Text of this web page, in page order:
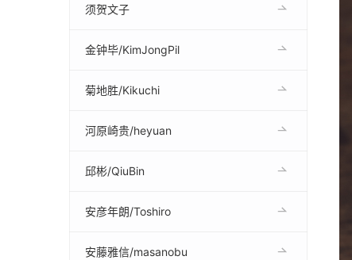
须贺文子
金钟毕/KimJongPil
菊地胜/Kikuchi
河原崎贵/heyuan
邱彬/QiuBin
安彦年朗/Toshiro
安藤雅信/masanobu